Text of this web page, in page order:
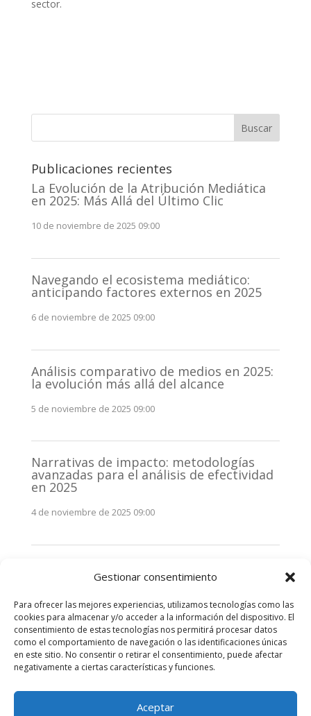
Gestionar consentimiento
Para ofrecer las mejores experiencias, utilizamos tecnologías como las
cookies para almacenar y/o acceder a la información del dispositivo. El
consentimiento de estas tecnologías nos permitirá procesar datos
como el comportamiento de navegación o las identificaciones únicas
en este sitio. No consentir o retirar el consentimiento, puede afectar
negativamente a ciertas características y funciones.
Aceptar
sector.
Buscar
Publicaciones recientes
La Evolución de la Atribución Mediática
en 2025: Más Allá del Último Clic
10 de noviembre de 2025 09:00
Navegando el ecosistema mediático:
anticipando factores externos en 2025
6 de noviembre de 2025 09:00
Análisis comparativo de medios en 2025:
la evolución más allá del alcance
5 de noviembre de 2025 09:00
Narrativas de impacto: metodologías
avanzadas para el análisis de efectividad
en 2025
4 de noviembre de 2025 09:00
stakeholders en 2025: La clave de la
3 de noviembre de 2025 09:00
Comentarios recientes